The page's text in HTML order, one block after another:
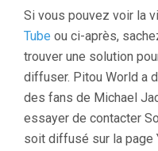
Si vous pouvez voir la
Tube ou ci-après,
trouver une solution
diffuser. Pitou World a
des fans de Michael
essayer de contacter
soit diffusé sur la page